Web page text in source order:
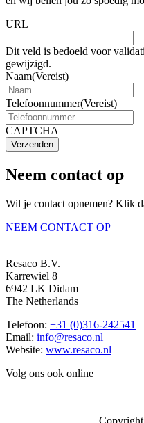
URL
Dit veld is bedoeld voor
gewijzigd.
Naam(Vereist)
Telefoonnummer(Vereist)
CAPTCHA
Verzenden
Neem contact op
Wil je contact opnemen? Klik
NEEM CONTACT OP
Resaco B.V.
Karrewiel 8
6942 LK Didam
The Netherlands
Telefoon: +31 (0)316-242541
Email: info@resaco.nl
Website: www.resaco.nl
Volg ons ook online